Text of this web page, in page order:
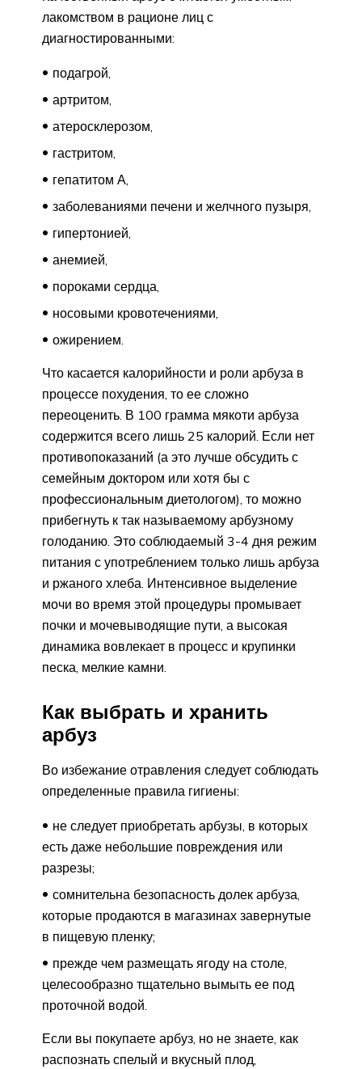
лакомством в рационе лиц с
диагностированными:
подагрой,
артритом,
атеросклерозом,
гастритом,
гепатитом А,
заболеваниями печени и желчного пузыря,
гипертонией,
анемией,
пороками сердца,
носовыми кровотечениями,
ожирением.
Что касается калорийности и роли арбуза в
процессе похудения, то ее сложно
переоценить. В 100 грамма мякоти арбуза
содержится всего лишь 25 калорий. Если нет
противопоказаний (а это лучше обсудить с
семейным доктором или хотя бы с
профессиональным диетологом), то можно
прибегнуть к так называемому арбузному
голоданию. Это соблюдаемый 3-4 дня режим
питания с употреблением только лишь арбуза
и ржаного хлеба. Интенсивное выделение
мочи во время этой процедуры промывает
почки и мочевыводящие пути, а высокая
динамика вовлекает в процесс и крупинки
песка, мелкие камни.
Как выбрать и хранить
арбуз
Во избежание отравления следует соблюдать
определенные правила гигиены:
не следует приобретать арбузы, в которых
есть даже небольшие повреждения или
разрезы;
сомнительна безопасность долек арбуза,
которые продаются в магазинах завернутые
в пищевую пленку;
прежде чем размещать ягоду на столе,
целесообразно тщательно вымыть ее под
проточной водой.
Если вы покупаете арбуз, но не знаете, как
распознать спелый и вкусный плод,